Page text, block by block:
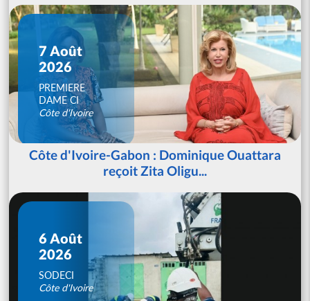
7 Août
2026
PREMIERE
DAME CI
Côte d'Ivoire
Côte d'Ivoire-Gabon : Dominique Ouattara
reçoit Zita Oligu...
6 Août
2026
SODECI
Côte d'Ivoire